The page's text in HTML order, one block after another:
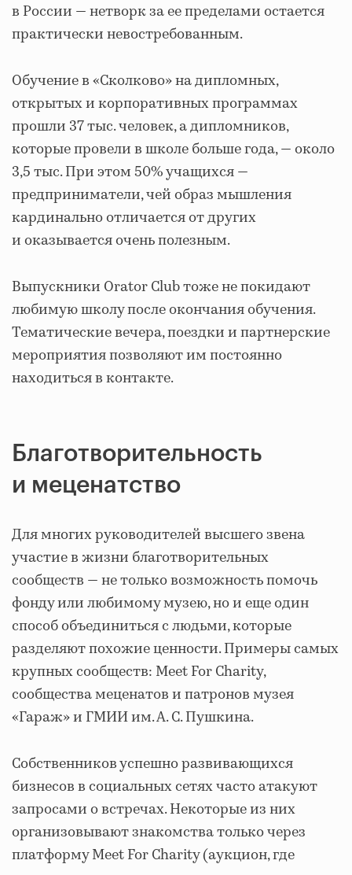
в России — нетворк за ее пределами остается
практически невостребованным.
Обучение в «Сколково» на дипломных,
открытых и корпоративных программах
прошли 37 тыс. человек, а дипломников,
которые провели в школе больше года, ― около
3,5 тыс. При этом 50% учащихся ―
предприниматели, чей образ мышления
кардинально отличается от других
и оказывается очень полезным.
Выпускники Orator Club тоже не покидают
любимую школу после окончания обучения.
Тематические вечера, поездки и партнерские
мероприятия позволяют им постоянно
находиться в контакте.
Благотворительность
и меценатство
Для многих руководителей высшего звена
участие в жизни благотворительных
сообществ ― не только возможность помочь
фонду или любимому музею, но и еще один
способ объединиться с людьми, которые
разделяют похожие ценности. Примеры самых
крупных сообществ: Meet For Charity,
сообщества меценатов и патронов музея
«Гараж» и ГМИИ им. А. С. Пушкина.
Собственников успешно развивающихся
бизнесов в социальных сетях часто атакуют
запросами о встречах. Некоторые из них
организовывают знакомства только через
платформу Meet For Charity (аукцион, где